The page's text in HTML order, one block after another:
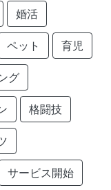
婚活
ペット 育児
グ
格闘技
サービス開始